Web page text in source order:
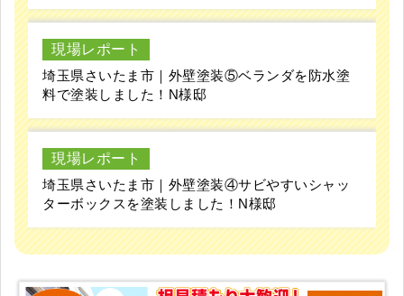
現場レポート
埼玉県さいたま市｜外壁塗装⑤ベランダを防水塗
料で塗装しました！N様邸
現場レポート
埼玉県さいたま市｜外壁塗装④サビやすいシャッ
ターボックスを塗装しました！N様邸